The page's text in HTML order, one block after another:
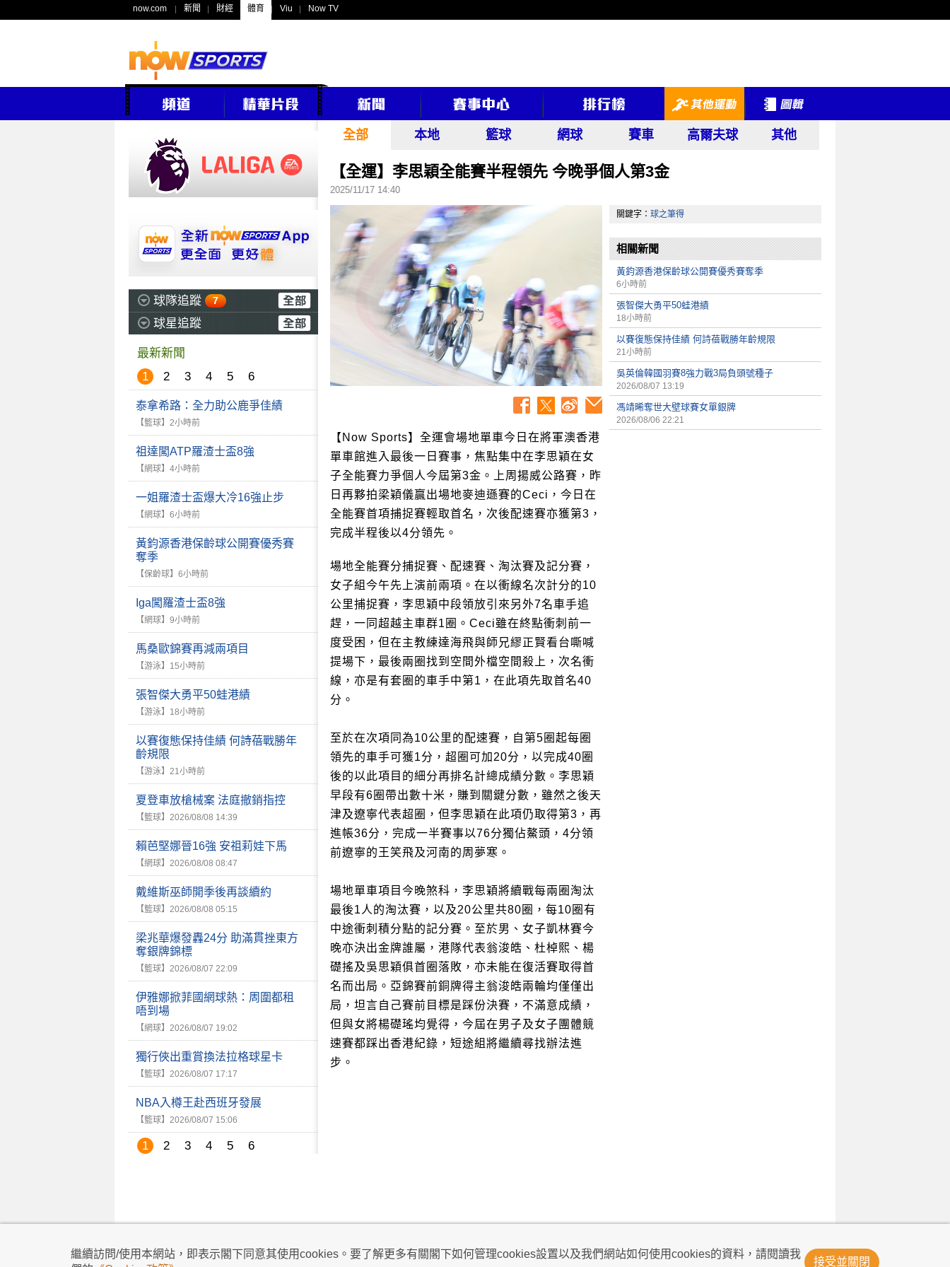
now.com 新聞 財經 體育 Viu Now TV
球隊追蹤 7
球星追蹤
最新新聞
1
2 3 4 5 6
泰拿希路：全力助公鹿爭佳績
【籃球】 2小時前
祖達闖ATP羅渣士盃8強
【網球】 4小時前
一姐羅渣士盃爆大冷16強止步
【網球】 6小時前
黃鈞源香港保齡球公開賽優秀賽
奪季
【保齡球】 6小時前
Iga闖羅渣士盃8強
【網球】 9小時前
馬桑歐錦賽再減兩項目
【游泳】 15小時前
張智傑大勇平50蛙港績
【游泳】 18小時前
以賽復態保持佳績 何詩蓓戰勝年
齡規限
【游泳】 21小時前
夏登車放槍械案 法庭撤銷指控
【籃球】 2026/08/08 14:39
賴芭堅娜晉16強 安祖莉娃下馬
【網球】 2026/08/08 08:47
戴維斯巫師開季後再談續約
【籃球】 2026/08/08 05:15
梁兆華爆發轟24分 助滿貫挫東方
奪銀牌錦標
【籃球】 2026/08/07 22:09
伊雅娜掀菲國網球熱：周圍都租
唔到場
【網球】 2026/08/07 19:02
獨行俠出重賞換法拉格球星卡
【籃球】 2026/08/07 17:17
NBA入樽王赴西班牙發展
【籃球】 2026/08/07 15:06
1 2 3 4 5 6
全部 本地 籃球 網球 賽車 高爾夫球 其他
【全運】李思穎全能賽半程領先 今晚爭個人第3金
2025/11/17 14:40
【Now Sports】全運會場地單車今日在將軍澳香港
單車館進入最後一日賽事，焦點集中在李思穎在女
子全能賽力爭個人今屆第3金。上周揚威公路賽，昨
日再夥拍梁穎儀贏出場地麥迪遜賽的Ceci，今日在
全能賽首項捕捉賽輕取首名，次後配速賽亦獲第3，
完成半程後以4分領先。
場地全能賽分捕捉賽、配速賽、淘汰賽及記分賽，
女子組今午先上演前兩項。在以衝線名次計分的10
公里捕捉賽，李思穎中段領放引來另外7名車手追
趕，一同超越主車群1圈。Ceci雖在終點衝刺前一
度受困，但在主教練達海飛與師兄繆正賢看台嘶喊
提場下，最後兩圈找到空間外檔空間殺上，次名衝
線，亦是有套圈的車手中第1，在此項先取首名40
分。
至於在次項同為10公里的配速賽，自第5圈起每圈
領先的車手可獲1分，超圈可加20分，以完成40圈
後的以此項目的細分再排名計總成績分數。李思穎
早段有6圈帶出數十米，賺到關鍵分數，雖然之後天
津及遼寧代表超圈，但李思穎在此項仍取得第3，再
進帳36分，完成一半賽事以76分獨佔鰲頭，4分領
前遼寧的王笑飛及河南的周夢寒。
場地單車項目今晚煞科，李思穎將續戰每兩圈淘汰
最後1人的淘汰賽，以及20公里共80圈，每10圈有
中途衝刺積分點的記分賽。至於男、女子凱林賽今
晚亦決出金牌誰屬，港隊代表翁浚皓、杜棹熙、楊
礎搖及吳思穎俱首圈落敗，亦未能在復活賽取得首
名而出局。亞錦賽前銅牌得主翁浚皓兩輪均僅僅出
局，坦言自己賽前目標是踩份決賽，不滿意成績，
但與女將楊礎瑤均覺得，今屆在男子及女子團體競
速賽都踩出香港紀錄，短途組將繼續尋找辦法進
步。
關鍵字： 球之筆得
相關新聞
黃鈞源香港保齡球公開賽優秀賽奪季
6小時前
張智傑大勇平50蛙港績
18小時前
以賽復態保持佳績 何詩蓓戰勝年齡規限
21小時前
吳英倫韓國羽賽8強力戰3局負頭號種子
2026/08/07 13:19
馮靖晞奪世大壁球賽女單銀牌
2026/08/06 22:21
繼續訪問/使用本網站，即表示閣下同意其使用cookies。要了解更多有關閣下如何管理cookies設置以及我們網站如何使用cookies的資料，請閱讀我
接受並關閉
私隱政策 | 使用條款 免責及著作權聲明 © Now TV Limited 2011-2026 著作權所有